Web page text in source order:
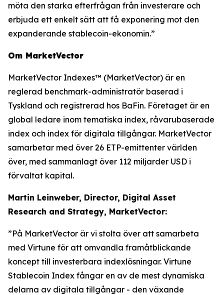
möta den starka efterfrågan från investerare och
erbjuda ett enkelt sätt att få exponering mot den
expanderande stablecoin-ekonomin.”
Om MarketVector
MarketVector Indexes™ (MarketVector) är en
reglerad benchmark-administratör baserad i
Tyskland och registrerad hos BaFin. Företaget är en
global ledare inom tematiska index, råvarubaserade
index och index för digitala tillgångar. MarketVector
samarbetar med över 26 ETP-emittenter världen
över, med sammanlagt över 112 miljarder USD i
förvaltat kapital.
Martin Leinweber, Director, Digital Asset
Research and Strategy, MarketVector:
”På MarketVector är vi stolta över att samarbeta
med Virtune för att omvandla framåtblickande
koncept till investerbara indexlösningar. Virtune
Stablecoin Index fångar en av de mest dynamiska
delarna av digitala tillgångar - den växande